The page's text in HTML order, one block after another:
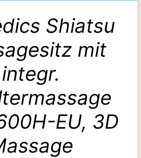
Shiatsu
mit
integr.
EU, 3D